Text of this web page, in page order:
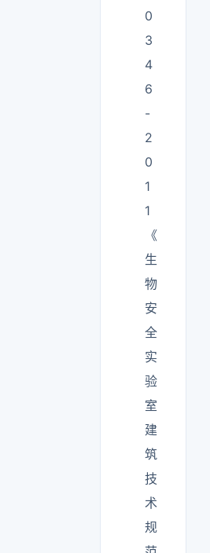
0
3
4
6
-
2
0
1
1
《
生
物
安
全
实
验
室
建
筑
技
术
规